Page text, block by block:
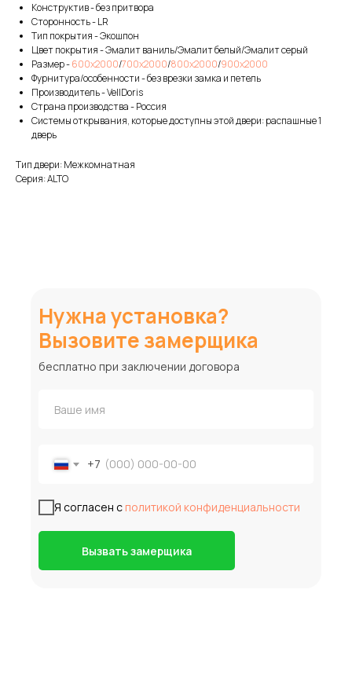
Конструктив - без притвора
Сторонность - LR
Тип покрытия - Экошпон
Цвет покрытия - Эмалит ваниль/Эмалит белый/Эмалит серый
Размер -600х2000/700х2000/800х2000/900х2000
Фурнитура/особенности - без врезки замка и петель
Производитель - VellDoris
Страна производства - Россия
Системы открывания, которые доступны этой двери: распашные 1
дверь
Тип двери: Межкомнатная
Серия: ALTO
Нужна установка?
Вызовите замерщика
+7
Я согласен с политикой конфиденциальности
Вызвать замерщика
бесплатно при заключении договора